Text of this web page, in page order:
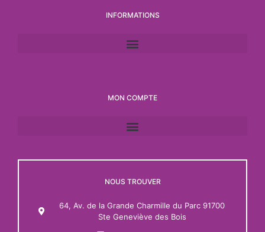
INFORMATIONS
MON COMPTE
NOUS TROUVER
64, Av. de la Grande Charmille du Parc 91700
Ste Geneviève des Bois